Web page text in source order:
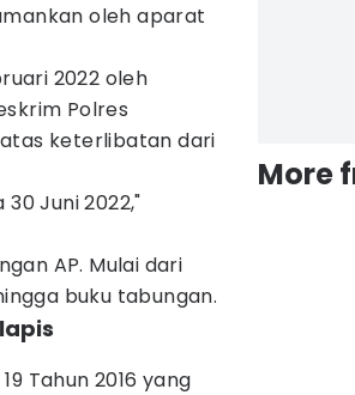
oleh aparat
2022 oleh
Polres
keterlibatan dari
Juni 2022,"
AP. Mulai dari
buku tabungan.
Tahun 2016 yang
More